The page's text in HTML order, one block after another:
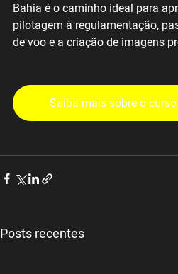
Bahia é o caminho ideal para
pilotagem à regulamentação,
de voo e a criação de imagens
Saiba mais sobre o
Posts recentes